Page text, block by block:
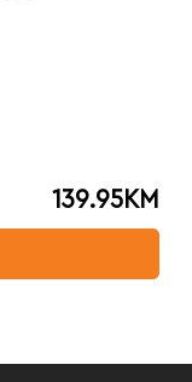
139.95KM